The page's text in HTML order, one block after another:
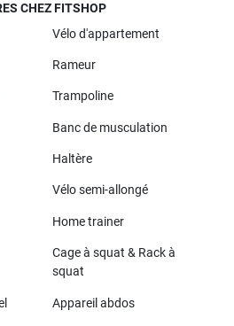
CHEZ FITSHOP
Vélo d'appartement
Rameur
Trampoline
Banc de musculation
Haltère
Vélo semi-allongé
Home trainer
Cage à squat & Rack à
squat
Appareil abdos